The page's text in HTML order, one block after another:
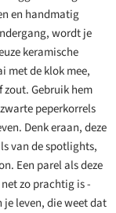
en handmatig
wordt je
keramische
met de klok mee,
zout. Gebruik hem
peperkorrels
Denk eraan, deze
van de spotlights,
Een parel als deze
zo prachtig is -
je leven, die weet dat